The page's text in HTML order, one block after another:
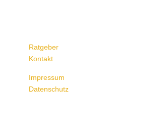
Ratgeber
Kontakt
Impressum
Datenschutz